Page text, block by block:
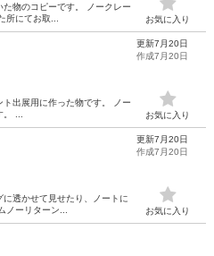
物のコピーです。 ノークレー
所にてお取...
お気に入り
出展用に作った物です。 ノー
...
更新7月20日
作成7月20日
お気に入り
透かせて見せたり、ノートに
ノーリターン...
更新7月20日
作成7月20日
お気に入り